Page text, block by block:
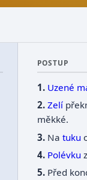
POSTUP
Uzené
Zelí
měkké.
Na tuku
Polévku
Před